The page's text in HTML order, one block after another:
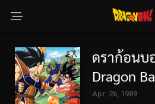
ดราก้อนบ
Dragon
Apr. 26, 1989